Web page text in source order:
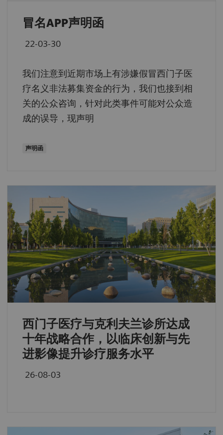
冒名APP声明函
22-03-30
我们注意到近期市场上有涉嫌假冒西门子医
疗名义非法募集资金的行为，我们也接到相
关的公众咨询，针对此类事件可能对公众造
成的误导，现声明
声明函
西门子医疗与克利夫兰诊所达成
十年战略合作，以临床创新与先
进影像提升诊疗服务水平
26-08-03